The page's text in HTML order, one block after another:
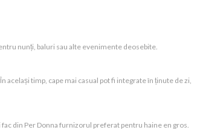
nunți, baluri sau alte evenimente deosebite.
timp, cape mai casual pot fi integrate în ținute de zi,
din Per Donna furnizorul preferat pentru haine en gros.